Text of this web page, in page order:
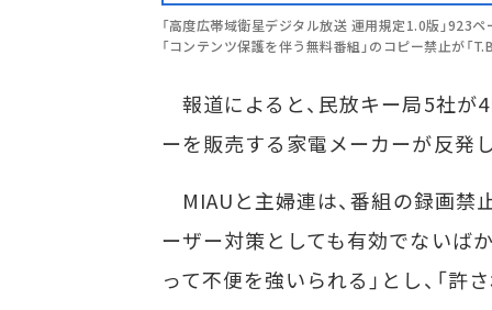
「高度広帯域衛星デジタル放送 運用規定1.0版」923ペ
「コンテンツ保護を伴う無料番組」のコピー禁止が「
報道によると、民放キー局5社が
ーを販売する家電メーカーが反発
MIAUと主婦連は、番組の録画禁
ーザー対策としても有効でないば
って不便を強いられる」とし、「許